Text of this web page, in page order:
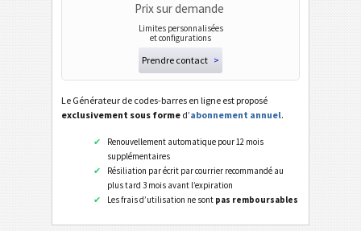
Prix sur demande
Limites personnalisées
et configurations
Prendre contact >
Le Générateur de codes-barres en ligne est proposé
exclusivement sous forme d’abonnement annuel.
Renouvellement automatique pour 12 mois
supplémentaires
Résiliation par écrit par courrier recommandé au
plus tard 3 mois avant l’expiration
Les frais d’utilisation ne sont pas remboursables